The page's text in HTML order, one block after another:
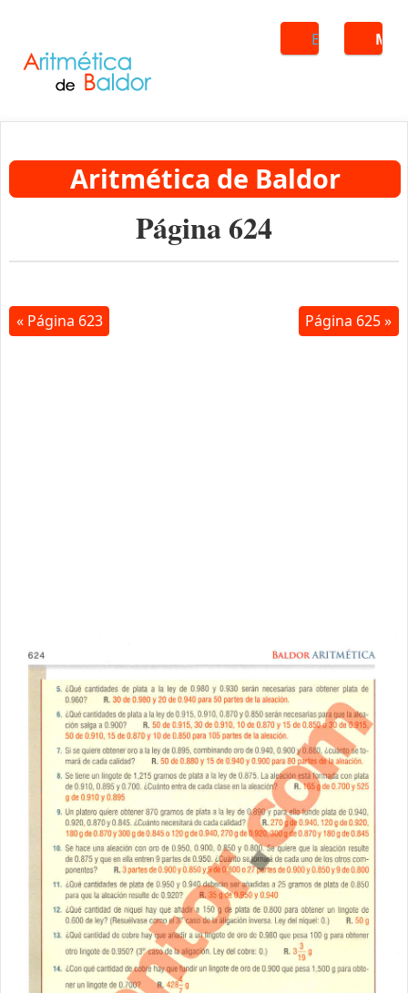
Buscar
Aritmética de Baldor
Página 624
« Página 623 Página 625 »